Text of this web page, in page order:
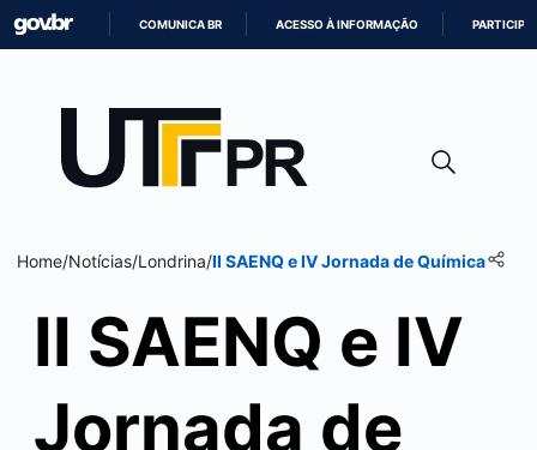
CONTEÚDO
COMUNICA BR ACESSO À INFORMAÇÃO PARTICIPE
Home/Notícias/Londrina/II SAENQ e IV Jornada de Química
II SAENQ e IV
Jornada de